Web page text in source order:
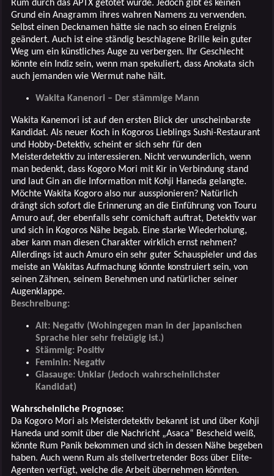
Rum durch das APTX getötet wurde. Jedoch gibt es keinen
Grund ein Anagramm ihres wahren Namens zu verwenden.
Selbst einen Decknamen hätte sie nach so einen Ereignis
geändert. Auch ist eine ständig beschlagene Brille kein guter
Weg um ein künstliches Auge zu verbergen. Ihr Geschlecht
könnte ein Indiz sein, wenn man spekuliert, dass Anokata sich
auch jemanden wie Wermut nahe hält.
Wakita Kanenori – Der stämmige Mann
Wakita Kanemori ist auf den ersten Blick der unscheinbarste
Kandidat. Als neuer Koch in Kogoros Lieblings Sushi-Restaurant
und Hobby-Detektiv, scheint er sich sehr für den
Meisterdetektiv zu interessieren. Nicht verwunderlich, wenn
man bedenkt, dass Kogoro Mori mit Kir in Verbindung stand
und laut Gin an die Information mit Kohji Haneda gelangte.
Möchte Wakita Kogoro also nur ausspionieren? Natürlich
drängt sich sofort die Erinnerung an die Einführung von Touru
Amuro auf, der ebenfalls sehr comichaft auftrat, Detektiv war
und sich in Kogoros Nähe begab. Eine starke Wiederholung,
aber kann man diesen Charakter wirklich ernst nehmen?
Allerdings ist auch Amuro ein sehr guter Schauspieler und das
meiste an Wakitas Aufmachung könnte konstruiert sein, von
seinen Zähnen, seinem Benehmen und natürlicher seiner
Augenklappe.
Beschreibung:
Alt: Negativ (Wohingegen man in der japanischen
Sprache hier sehr freizügig ist.)
Stämmig: Positiv
Feminin: Negativ
Glasauge: Unklar (Jedoch wahrscheinlichster
Kandidat)
Wahrscheinliche Prognose:
Da Kogoro Mori als Meisterdetektiv bekannt ist und über Kohji
Haneda und somit über die Nachricht „Asaca“ Bescheid weiß,
könnte Rum Panik bekommen und sich in dessen Nähe begeben
haben. Auch wenn Rum als stellvertretender Boss über Elite-
Agenten verfügt, welche die Arbeit übernehmen könnten.